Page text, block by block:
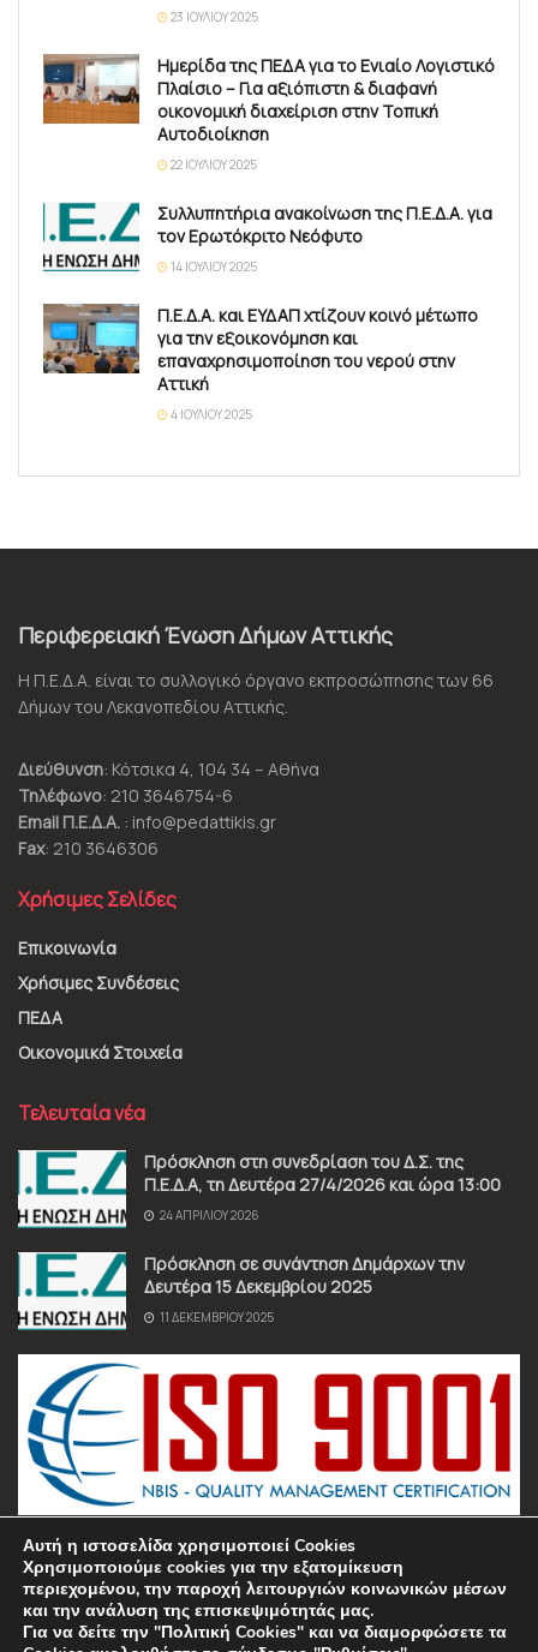
23 ΙΟΥΛΊΟΥ 2025
Ημερίδα της ΠΕΔΑ για το Ενιαίο Λογιστικό
Πλαίσιο – Για αξιόπιστη & διαφανή
οικονομική διαχείριση στην Τοπική
Αυτοδιοίκηση
22 ΙΟΥΛΊΟΥ 2025
Συλλυπητήρια ανακοίνωση της Π.Ε.Δ.Α. για
τον Ερωτόκριτο Νεόφυτο
14 ΙΟΥΛΊΟΥ 2025
Π.Ε.Δ.Α. και ΕΥΔΑΠ χτίζουν κοινό μέτωπο
για την εξοικονόμηση και
επαναχρησιμοποίηση του νερού στην
Αττική
4 ΙΟΥΛΊΟΥ 2025
Περιφερειακή Ένωση Δήμων Αττικής
Η Π.Ε.Δ.Α. είναι το συλλογικό όργανο εκπροσώπησης των 66
Δήμων του Λεκανοπεδίου Αττικής.
Διεύθυνση: Κότσικα 4, 104 34 – Αθήνα
Τηλέφωνο: 210 3646754-6
Email Π.Ε.Δ.Α. : info@pedattikis.gr
Fax: 210 3646306
Χρήσιμες Σελίδες
Επικοινωνία
Χρήσιμες Συνδέσεις
ΠΕΔΑ
Οικονομικά Στοιχεία
Τελευταία νέα
Πρόσκληση στη συνεδρίαση του Δ.Σ. της
Π.Ε.Δ.Α, τη Δευτέρα 27/4/2026 και ώρα 13:00
24 ΑΠΡΙΛΊΟΥ 2026
Πρόσκληση σε συνάντηση Δημάρχων την
Δευτέρα 15 Δεκεμβρίου 2025
11 ΔΕΚΕΜΒΡΊΟΥ 2025
Όροι χρήσης Πολιτική Απορρήτου Επικοινωνία
Αυτή η ιστοσελίδα χρησιμοποιεί Cookies
Χρησιμοποιούμε cookies για την εξατομίκευση
περιεχομένου, την παροχή λειτουργιών κοινωνικών μέσων
και την ανάλυση της επισκεψιμότητάς μας.
Για να δείτε την "Πολιτική Cookies" και να διαμορφώσετε τα